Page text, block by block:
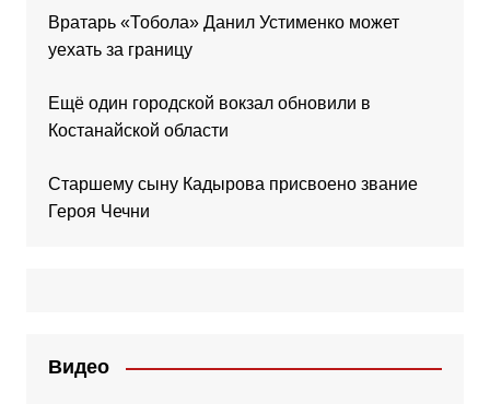
Вратарь «Тобола» Данил Устименко может
уехать за границу
Ещё один городской вокзал обновили в
Костанайской области
Старшему сыну Кадырова присвоено звание
Героя Чечни
Видео